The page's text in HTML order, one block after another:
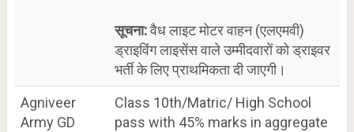
सूचना:वैध लाइट मोटर वाहन (एलएमवी)
ड्राइविंग लाइसेंस वाले उम्मीदवारों को ड्राइवर
भर्ती के लिए प्राथमिकता दी जाएगी।
Agniveer
Army GD
Class 10th/Matric/ High School
pass with 45% marks in aggregate